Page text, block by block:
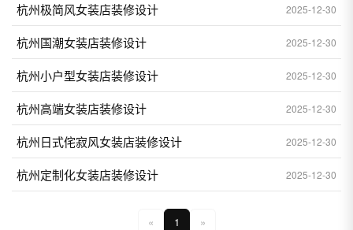
杭州极简风女装店装修设计 2025-12-30
杭州国潮女装店装修设计 2025-12-30
杭州小户型女装店装修设计 2025-12-30
杭州高端女装店装修设计 2025-12-30
杭州日式侘寂风女装店装修设计 2025-12-30
杭州定制化女装店装修设计 2025-12-30
« 1 »